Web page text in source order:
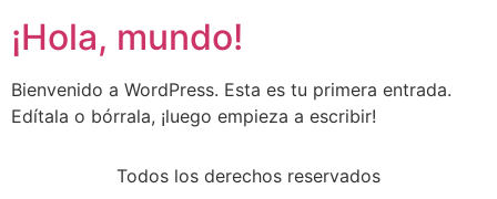
¡Hola, mundo!
Bienvenido a WordPress. Esta es tu primera entrada.
Edítala o bórrala, ¡luego empieza a escribir!
Todos los derechos reservados